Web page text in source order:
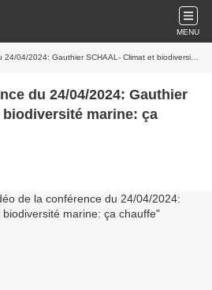
MENU
Gauthier SCHAAL- Climat et biodiversité marine: ça chauffe
du 24/04/2024: Gauthier
marine: ça